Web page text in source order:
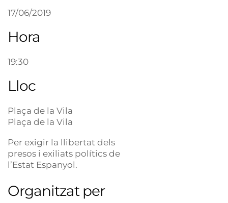
17/06/2019
Hora
19:30
Lloc
Plaça de la Vila
Plaça de la Vila
Per exigir la llibertat dels
presos i exiliats polítics de
l’Estat Espanyol.
Organitzat per